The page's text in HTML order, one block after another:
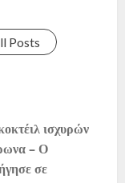
Posts
ισχυρών
– Ο
σε